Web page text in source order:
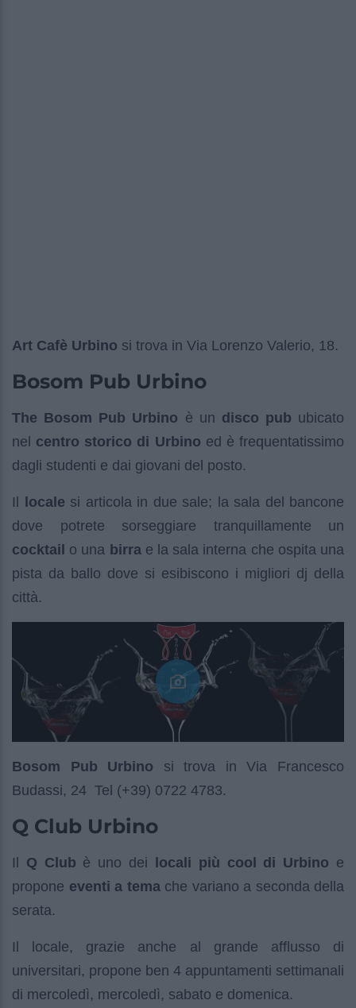
Art Cafè Urbino si trova in Via Lorenzo Valerio, 18.
Bosom Pub Urbino
The Bosom Pub Urbino è un disco pub ubicato
nel centro storico di Urbino ed è frequentatissimo
dagli studenti e dai giovani del posto.
Il locale si articola in due sale; la sala del bancone
dove potrete sorseggiare tranquillamente un
cocktail o una birrae la sala interna che ospita una
pista da ballo dove si esibiscono i migliori dj della
città.
Bosom Pub Urbino si trova in Via Francesco
Budassi, 24 Tel (+39) 0722 4783.
Q Club Urbino
Il Q Club è uno dei locali più cool di Urbino e
propone eventi a temache variano a seconda della
serata.
Il locale, grazie anche al grande afflusso di
universitari, propone ben 4 appuntamenti settimanali
di mercoledì, mercoledì, sabato e domenica.